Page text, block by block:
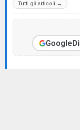
Tutti gli articoli →
Google